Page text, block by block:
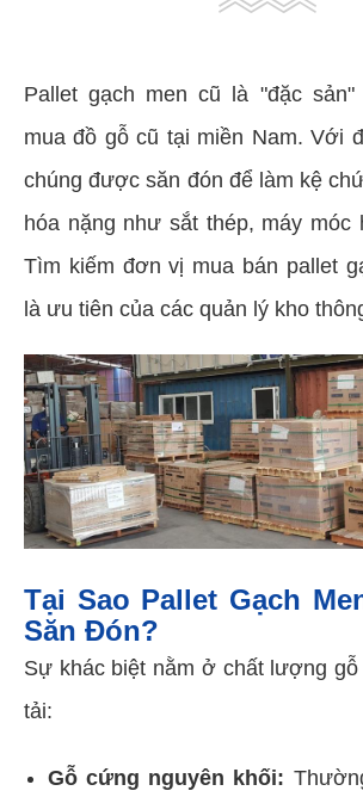
Pallet gạch men cũ là "đặc sản"
mua đồ gỗ cũ tại miền Nam. Với
chúng được săn đón để làm kệ
hóa nặng như sắt thép, máy móc
Tìm kiếm đơn vị mua bán pallet
là ưu tiên của các quản lý kho
Tại Sao Pallet Gạch
Săn Đón?
Sự khác biệt nằm ở chất lượng gỗ
tải:
Gỗ cứng nguyên khối: